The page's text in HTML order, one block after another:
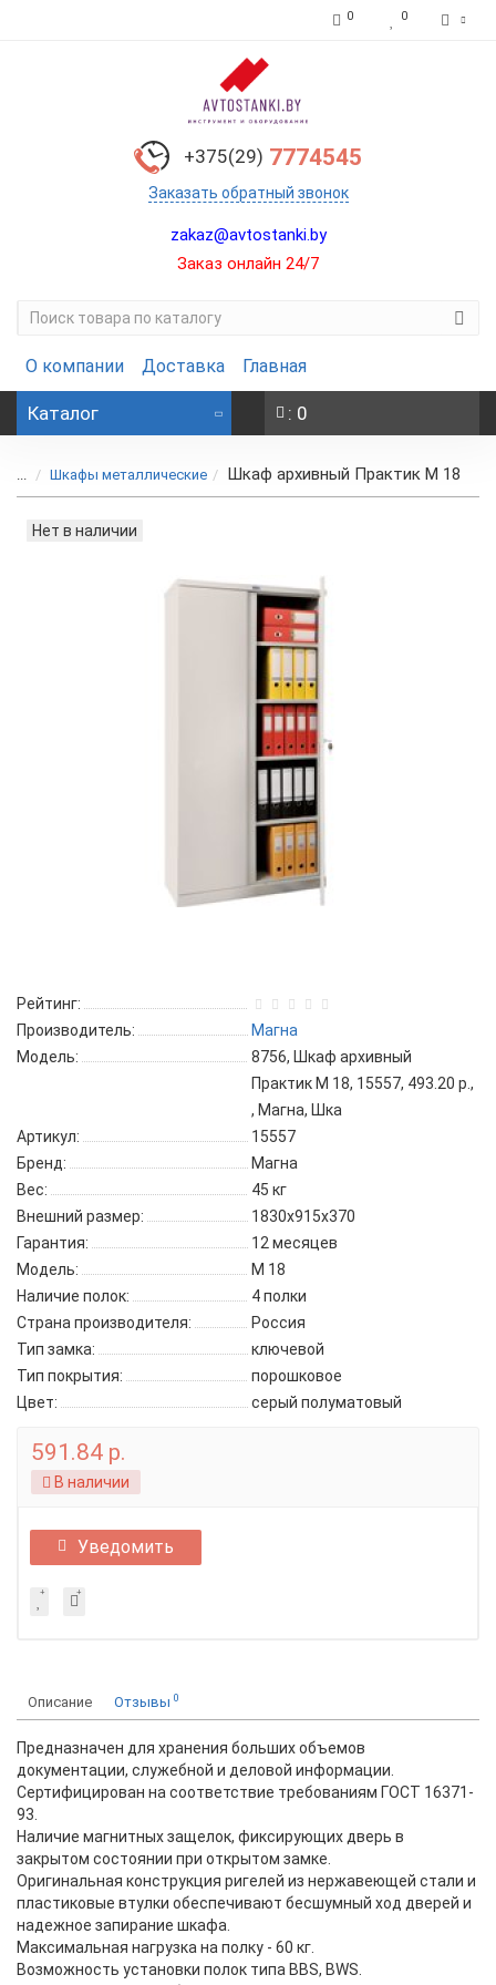
0 0
+375(29) 7774545
Заказать обратный звонок
zakaz@avtostanki.by
Заказ онлайн 24/7
О компании Доставка Главная
Каталог : 0
... Шкафы металлические Шкаф архивный Практик М 18
Нет в наличии
Рейтинг:
Производитель:
Магна
Модель:
8756, Шкаф архивный
Практик М 18, 15557, 493.20 р.,
, Магна, Шка
Артикул:
15557
Бренд:
Магна
Вес:
45 кг
Внешний размер:
1830х915х370
Гарантия:
12 месяцев
Модель:
М 18
Наличие полок:
4 полки
Страна производителя:
Россия
Тип замка:
ключевой
Тип покрытия:
порошковое
Цвет:
серый полуматовый
591.84 р.
В наличии
Уведомить
Описание Отзывы 0
Предназначен для хранения больших объемов
документации, служебной и деловой информации.
Сертифицирован на соответствие требованиям ГОСТ 16371-
93.
Наличие магнитных защелок, фиксирующих дверь в
закрытом состоянии при открытом замке.
Оригинальная конструкция ригелей из нержавеющей стали и
пластиковые втулки обеспечивают бесшумный ход дверей и
надежное запирание шкафа.
Максимальная нагрузка на полку - 60 кг.
Возможность установки полок типа BBS, BWS.